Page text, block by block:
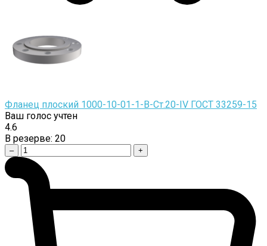
Фланец плоский 1000-10-01-1-B-Cт.20-IV ГОСТ 33259-15
Ваш голос учтен
4.6
В резерве: 20
– +